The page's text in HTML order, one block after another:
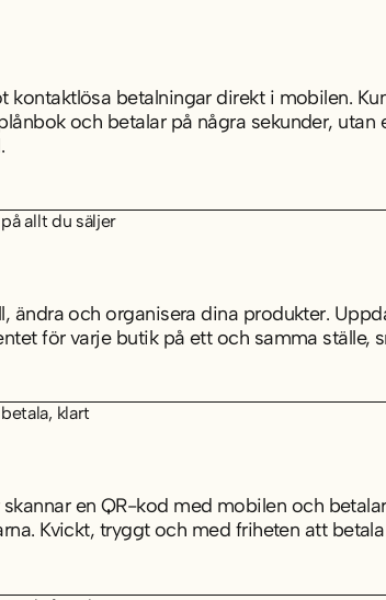
kontaktlösa betalningar direkt i mobilen.
och betalar på några sekunder, utan
allt du säljer
ändra och organisera dina produkter.
för varje butik på ett och samma ställe,
betala, klart
skannar en QR-kod med mobilen och
Kvickt, tryggt och med friheten att